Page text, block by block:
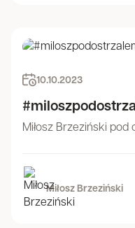
10.10.2023
Miłosz Brzeziński pod
Miłosz Brzeziński